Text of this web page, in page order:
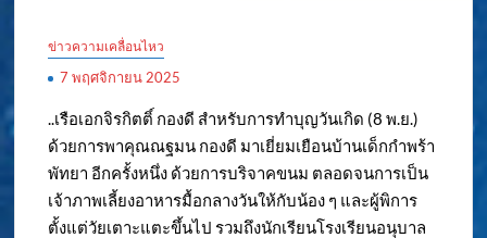
ข่าวความเคลื่อนไหว
7 พฤศจิกายน 2025
..เรือเอกจิรกิตติ์ กองดี สำหรับการทำบุญวันเกิด (8 พ.ย.)
ด้วยการพาคุณณฐมน กองดี มาเยี่ยมเยือนบ้านเด็กกำพร้า
พัทยา อีกครั้งหนึ่ง ด้วยการบริจาคขนม ตลอดจนการเป็น
เจ้าภาพเลี้ยงอาหารมื้อกลางวันให้กับน้อง ๆ และผู้พิการ
ตั้งแต่วัยเตาะแตะขึ้นไป รวมถึงนักเรียนโรงเรียนอนุบาล